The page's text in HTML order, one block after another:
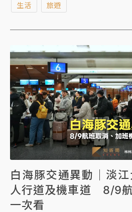
機與海景同框畫面的17END等
生活 旅遊
白海豚交通異動｜淡
人行道及機車道 8/9
一次看